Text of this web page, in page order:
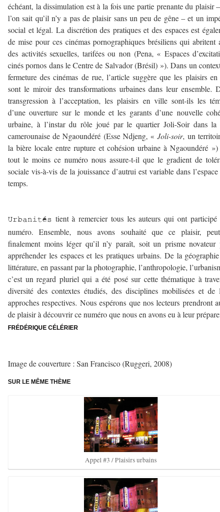
échéant, la dissimulation est à la fois une partie prenante du plaisir
l’on sait qu’il n’y a pas de plaisir sans un peu de gêne – et un
social et légal. La discrétion des pratiques et des espaces est
de mise pour ces cinémas pornographiques brésiliens qui abritent
des activités sexuelles, tarifées ou non (Pena, « Espaces
cinés pornos dans le Centre de Salvador (Brésil) »). Dans un
fermeture des cinémas de rue, l’article suggère que les plaisirs
sont le miroir des transformations urbaines dans leur ensemble.
transgression à l’acceptation, les plaisirs en ville sont-ils les
d’une ouverture sur le monde et les garants d’une nouvelle
urbaine, à l’instar du rôle joué par le quartier Joli-Soir dans
camerounaise de Ngaoundéré (Esse Ndjeng, «Joli-soir, un
la bière locale entre rupture et cohésion urbaine à Ngaoundéré
tout le moins ce numéro nous assure-t-il que le gradient de
sociale vis-à-vis de la jouissance d’autrui est variable dans
temps.
Urbanités tient à remercier tous les auteurs qui ont participé
numéro. Ensemble, nous avons souhaité que ce plaisir,
finalement moins léger qu’il n’y paraît, soit un prisme novateur
appréhender les espaces et les pratiques urbains. De la
littérature, en passant par la photographie, l’anthropologie,
c’est un regard pluriel qui a été posé sur cette thématique à
diversité des contextes étudiés, des disciplines mobilisées et de
approches respectives. Nous espérons que nos lecteurs prendront
de plaisir à découvrir ce numéro que nous en avons eu à leur
FRÉDÉRIQUE CÉLÉRIER
Image de couverture : San Francisco (Ruggeri, 2008)
SUR LE MÊME THÈME
Appel #3 / Plaisirs urbains